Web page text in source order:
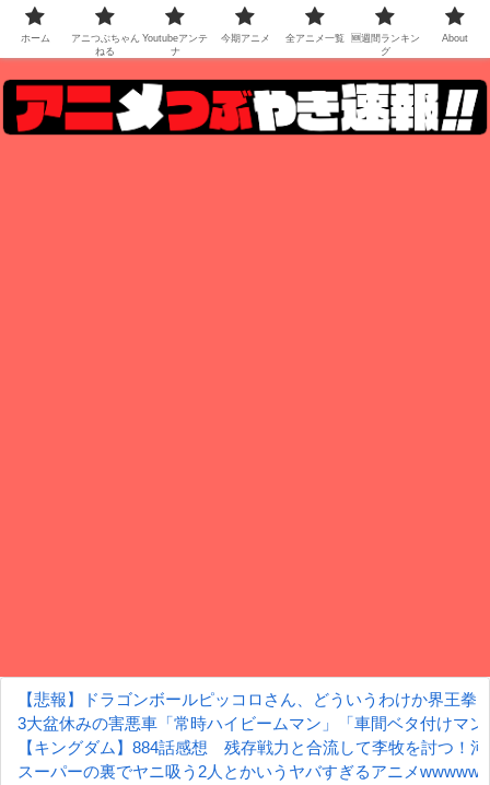
【悲報】ドラゴンボールピッコロさん、どういうわけか界王拳
3大盆休みの害悪車「常時ハイビームマン」「車間ベタ付けマ
【キングダム】884話感想 残存戦力と合流して李牧を討つ！
スーパーの裏でヤニ吸う2人とかいうヤバすぎるアニメ
ホーム
アニつぶちゃん
ねる
Youtubeアンテ
ナ
今期アニメ 全アニメ一覧
🆕週間ランキン
グ
About